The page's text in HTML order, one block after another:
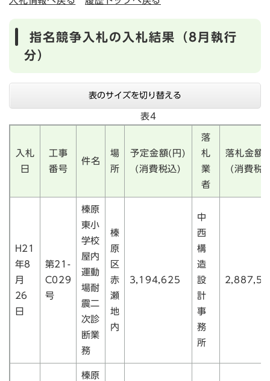
指名競争入札の入札結果（8月執行
分）
表のサイズを切り替える
表4
入札
日
工事
番号
件名
場
所
予定金額(円)
(消費税込)
落
札
業
者
落札金額(
(消費税
H21
年8
月
26
日
第21-
C029
号
榛原
東小
学校
屋内
運動
場耐
震二
次診
断業
務
榛
原
区
赤
瀬
地
内
3,194,625
中
西
構
造
設
計
事
務
所
榛原